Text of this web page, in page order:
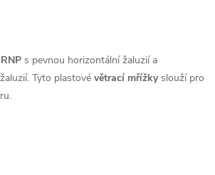
s pevnou horizontální žaluzií a
Tyto plastové větrací mřížkyslouží pro